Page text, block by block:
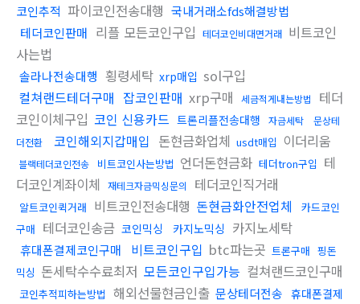
코인추적 파이코인전송대행 국내거래소fds해결방법
테더코인판매 리플 모든코인구입 테더코인비대면거래 비트코인
사는법
솔라나전송대행 횡령세탁 xrp매입 sol구입
컬쳐랜드테더구매 잡코인판매 xrp구매 세금적게내는방법
테더
코인이체구입 코인 신용카드 트론리플전송대행 자금세탁
문상테
더전환
코인해외지갑매입 돈현금화업체 usdt매입 이더리움
블랙테더코인전송 비트코인사는방법 언더돈현금화 테더tron구입 테
더코인계좌이체
재테크자금믹싱문의 테더코인직거래
알트코인퀵거래 비트코인전송대행 돈현금화안전업체
카드코인
구매 테더코인송금 코인믹싱 카지노믹싱 카지노세탁
휴대폰결제코인구매 비트코인구입 btc파는곳 트론구매 핑돈
믹싱 돈세탁수수료최저 모든코인구입가능 컬쳐랜드코인구매
코인추적피하는방법 해외선물현금인출 문상테더전송 휴대폰결제